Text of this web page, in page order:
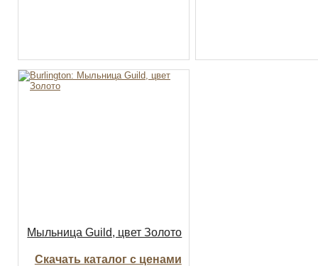
Мыльница Guild, цвет Золото
Скачать каталог с ценами